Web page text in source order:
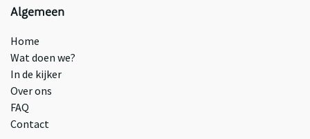
Algemeen
Home
Wat doen we?
In de kijker
Over ons
FAQ
Contact